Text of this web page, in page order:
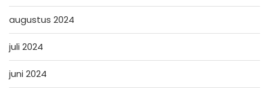
augustus 2024
juli 2024
juni 2024